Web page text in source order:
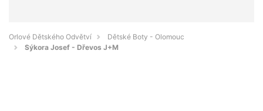
Orlové Dětského Odvětví
Dětské Boty - Olomouc
Sýkora Josef - Dřevos J+M